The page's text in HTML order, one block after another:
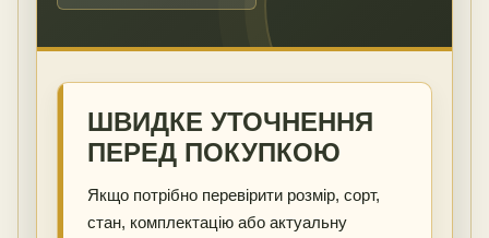
ШВИДКЕ УТОЧНЕННЯ
ПЕРЕД ПОКУПКОЮ
Якщо потрібно перевірити розмір, сорт,
стан, комплектацію або актуальну